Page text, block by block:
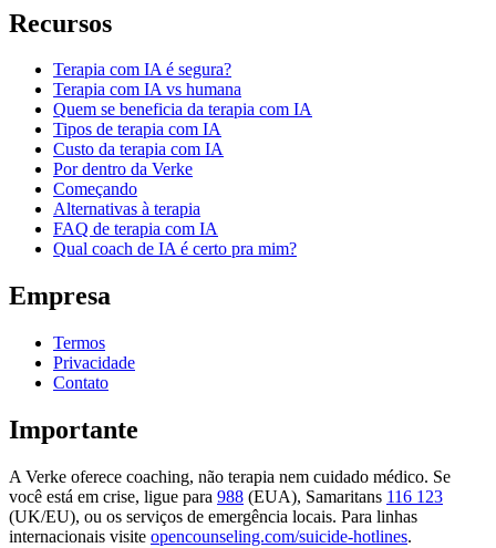
Recursos
Terapia com IA é segura?
Terapia com IA vs humana
Quem se beneficia da terapia com IA
Tipos de terapia com IA
Custo da terapia com IA
Por dentro da Verke
Começando
Alternativas à terapia
FAQ de terapia com IA
Qual coach de IA é certo pra mim?
Empresa
Termos
Privacidade
Contato
Importante
A Verke oferece coaching, não terapia nem cuidado médico. Se
você está em crise, ligue para 988 (EUA), Samaritans 116 123
(UK/EU), ou os serviços de emergência locais. Para linhas
internacionais visite opencounseling.com/suicide-hotlines.